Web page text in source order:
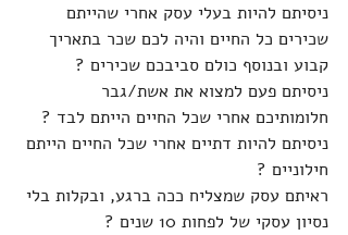
ניסיתם להיות בעלי עסק אחרי שהייתם
שכירים כל החיים והיה לכם שכר בתאריך
קבוע ובנוסף כולם סביבכם שכירים ?
ניסיתם פעם למצוא את אשת/גבר
חלומותיכם אחרי שכל החיים הייתם לבד ?
ניסיתם להיות דתיים אחרי שכל החיים הייתם
חילוניים ?
ראיתם עסק שמצליח ככה ברגע, ובקלות בלי
נסיון עסקי של לפחות 10 שנים ?